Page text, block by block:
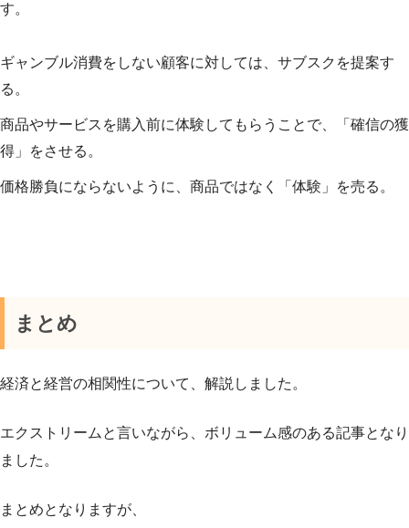
す。
ギャンブル消費をしない顧客に対しては、サブスクを提案す
る。
商品やサービスを購入前に体験してもらうことで、「確信の獲
得」をさせる。
価格勝負にならないように、商品ではなく「体験」を売る。
まとめ
経済と経営の相関性について、解説しました。
エクストリームと言いながら、ボリューム感のある記事となり
ました。
まとめとなりますが、